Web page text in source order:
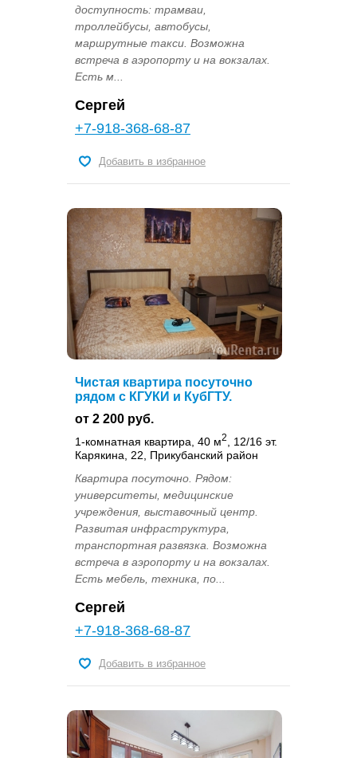
доступность: трамваи,
троллейбусы, автобусы,
маршрутные такси. Возможна
встреча в аэропорту и на вокзалах.
Есть м...
Сергей
+7-918-368-68-87
Добавить в избранное
Чистая квартира посуточно
рядом с КГУКИ и КубГТУ.
от 2 200 руб.
1-комнатная квартира, 40 м2
, 12/16 эт.
Карякина, 22, Прикубанский район
Квартира посуточно. Рядом:
университеты, медицинские
учреждения, выставочный центр.
Развитая инфраструктура,
транспортная развязка. Возможна
встреча в аэропорту и на вокзалах.
Есть мебель, техника, по...
Сергей
+7-918-368-68-87
Добавить в избранное